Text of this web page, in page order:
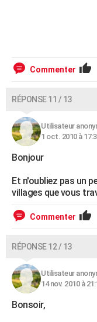
Commenter
RÉPONSE 11 / 13
Utilisateur
1 oct. 2010 à
Bonjour
Et n'oubliez pas un
villages que vous
Commenter
RÉPONSE 12 / 13
Utilisateur
14 nov. 2010 à
Bonsoir,